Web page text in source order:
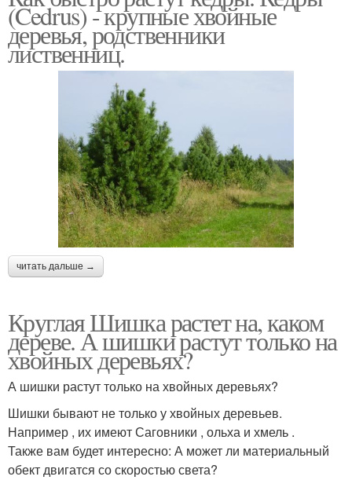
(Cedrus) - крупные хвойные
деревья, родственники
лиственниц.
читать дальше →
Круглая Шишка растет на, каком
дереве. А шишки растут только на
хвойных деревьях?
А шишки растут только на хвойных деревьях?
Шишки бывают не только у хвойных деревьев.
Например , их имеют Саговники , ольха и хмель .
Также вам будет интересно: А может ли материальный
обект двигатся со скоростью света?